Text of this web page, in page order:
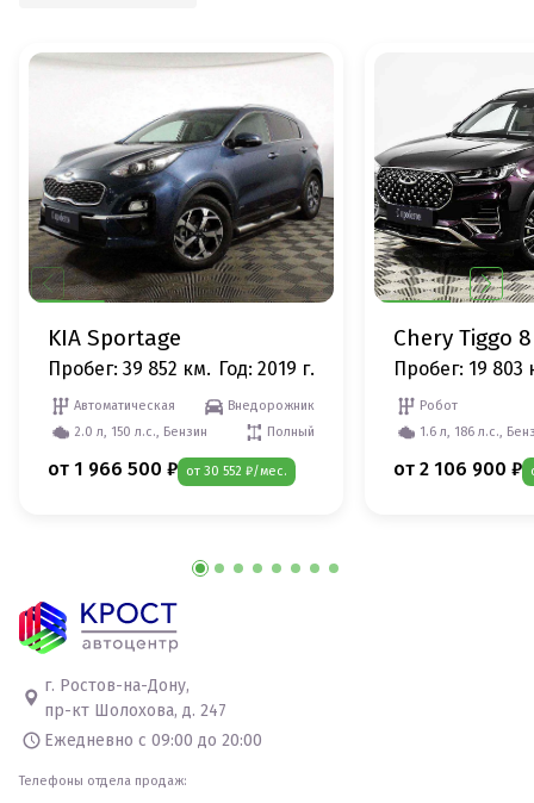
KIA Sportage
Пробег: 39 852 км. Год: 2019 г.
Автоматическая
Внедорожник
2.0 л, 150 л.с., Бензин
Полный
от 1 966 500 ₽ от 30 552 ₽/мес.
Chery Tiggo
Пробег: 19 803
Робот
1.6 л, 186 л.с.,
от 2 106 900 ₽
г. Ростов-на-Дону,
пр-кт Шолохова, д. 247
Ежедневно с 09:00 до 20:00
Телефоны отдела продаж: